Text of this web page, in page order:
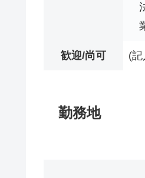
歓迎/尚可 (
勤務地